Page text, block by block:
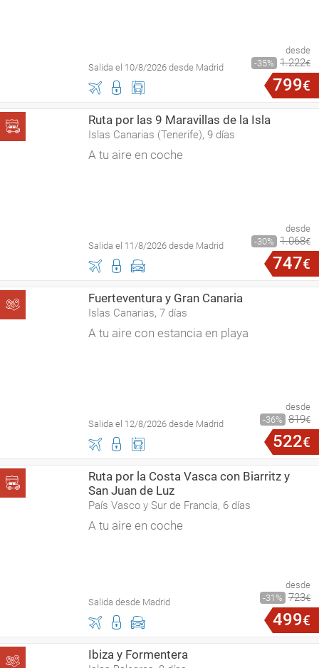
Salida el 10/8/2026 desde Madrid
desde
35
1.222€
799€
Ruta por las 9 Maravillas de la Isla
Islas Canarias (Tenerife), 9 días
A tu aire en coche
Salida el 11/8/2026 desde Madrid
desde
30
1.068€
747€
Fuerteventura y Gran Canaria
Islas Canarias, 7 días
A tu aire con estancia en playa
Salida el 12/8/2026 desde Madrid
desde
36
819€
522€
Ruta por la Costa Vasca con Biarritz y
San Juan de Luz
País Vasco y Sur de Francia, 6 días
A tu aire en coche
Salida desde Madrid
desde
31
723€
499€
Ibiza y Formentera